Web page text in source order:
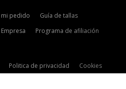
mi pedido
Guía de tallas
Empresa Programa de afiliación
Politica de privacidad
Cookies